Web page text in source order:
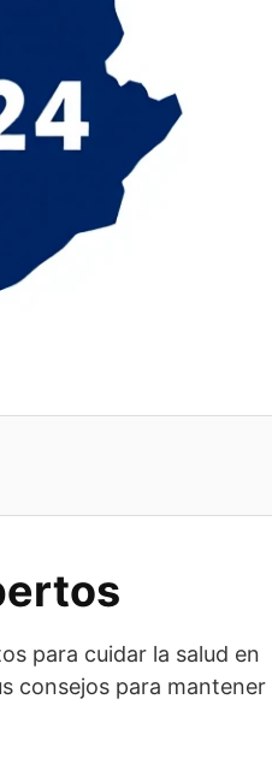
para cuidar la salud en
consejos para mantener